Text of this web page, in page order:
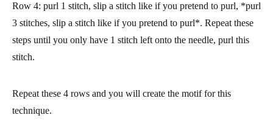
Row 4: purl 1 stitch, slip a stitch like if you pretend to purl, *purl
3 stitches, slip a stitch like if you pretend to purl*. Repeat these
steps until you only have 1 stitch left onto the needle, purl this
stitch.
Repeat these 4 rows and you will create the motif for this
technique.